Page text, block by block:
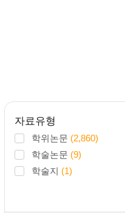
자료유형
학위논문 (2,860)
학술논문 (9)
학술지 (1)